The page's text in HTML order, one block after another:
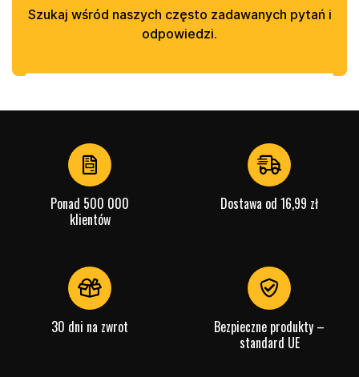
Ponad 500 000
klientów
Dostawa od 16,99 zł
30 dni na zwrot
Bezpieczne produkty –
standard UE